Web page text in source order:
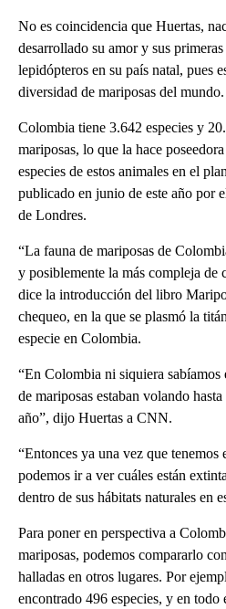
No es coincidencia que Huertas,
desarrollado su amor y sus
lepidópteros en su país natal, pues
diversidad de mariposas del mundo.
Colombia tiene 3.642 especies y
mariposas, lo que la hace
especies de estos animales en el
publicado en junio de este año por
de Londres.
“La fauna de mariposas de
y posiblemente la más compleja de
dice la introducción del libro
chequeo, en la que se plasmó la
especie en Colombia.
“En Colombia ni siquiera sabíamos
de mariposas estaban volando
año”, dijo Huertas a CNN.
“Entonces ya una vez que
podemos ir a ver cuáles están
dentro de sus hábitats naturales en
Para poner en perspectiva a
mariposas, podemos compararlo
halladas en otros lugares. Por
encontrado 496 especies, y en todo